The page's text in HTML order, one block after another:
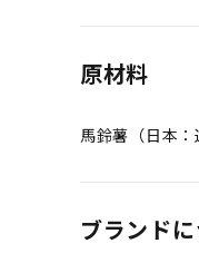
原材料
馬鈴薯（日本
ブランド